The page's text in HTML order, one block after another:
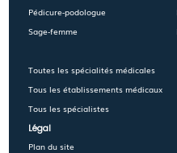
Pédicure-podologue
Sage-femme
Toutes les spécialités médicales
Tous les établissements médicaux
Tous les spécialistes
Légal
Plan du site